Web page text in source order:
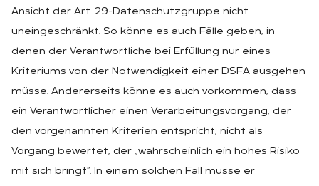
Ansicht der Art. 29-Datenschutzgruppe nicht
uneingeschränkt. So könne es auch Fälle geben, in
denen der Verantwortliche bei Erfüllung nur eines
Kriteriums von der Notwendigkeit einer DSFA ausgehen
müsse. Andererseits könne es auch vorkommen, dass
ein Verantwortlicher einen Verarbeitungsvorgang, der
den vorgenannten Kriterien entspricht, nicht als
Vorgang bewertet, der „wahrscheinlich ein hohes Risiko
mit sich bringt“. In einem solchen Fall müsse er